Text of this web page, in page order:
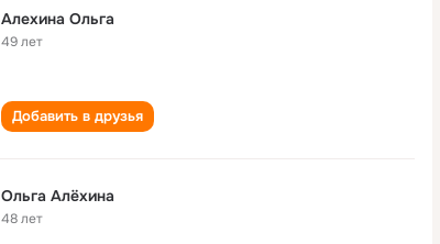
Алехина Ольга
49 лет
Добавить в друзья
Ольга Алёхина
48 лет